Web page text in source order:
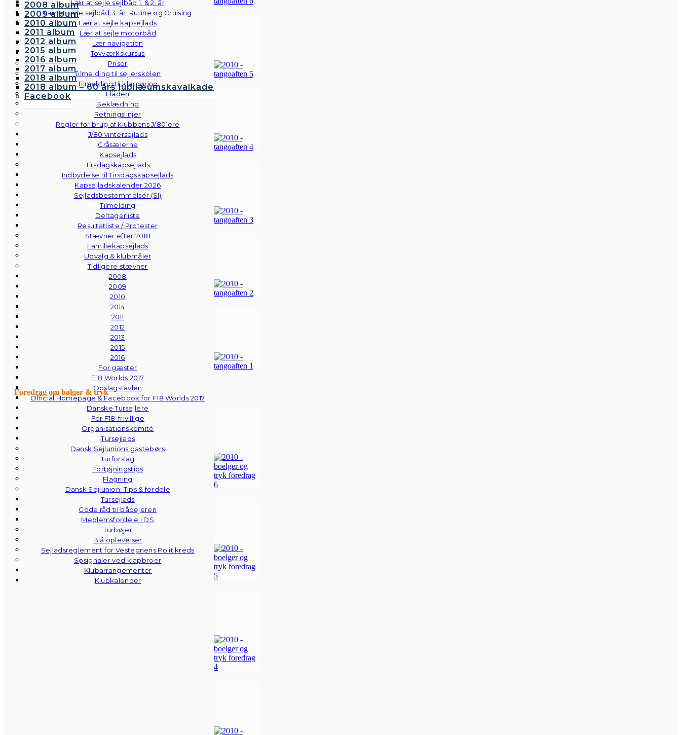
Lær at sejle sejlbåd 1. & 2. år
Lær at sejle sejlbåd 3. år: Rutine og Cruising
Lær at sejle kapsejlads
Lær at sejle motorbåd
Lær navigation
Tovværkskursus
Priser
Tilmelding til sejlerskolen
Tilmelding til klargøring
Flåden
Beklædning
Retningslinjer
Regler for brug af klubbens J/80’ere
J/80 vintersejlads
Gråsælerne
Kapsejlads
Tirsdagskapsejlads
Indbydelse til Tirsdagskapsejlads
Kapsejladskalender 2026
Sejladsbestemmelser (SI)
Tilmelding
Deltagerliste
Resultatliste / Protester
Stævner efter 2018
Familiekapsejlads
Udvalg & klubmåler
Tidligere stævner
2008
2009
2010
2014
2011
2012
2013
2015
2016
For gæster
F18 Worlds 2017
Opslagstavlen
Official Homepage & Facebook for F18 Worlds 2017
Danske Tursejlere
For F18-frivillige
Organisationskomité
Tursejlads
Dansk Sejlunions gastebørs
Turforslag
Fortøjningstips
Flagning
Dansk Sejlunion: Tips & fordele
Tursejlads
Gode råd til bådejeren
Medlemsfordele i DS
Turbøjer
Blå oplevelser
Sejladsreglement for Vestegnens Politikreds
Søsignaler ved klapbroer
Klubarrangementer
Klubkalender
2008 album
2009 album
2010 album
2011 album
2012 album
2015 album
2016 album
2017 album
2018 album
2018 album – 60 års jubilæumskavalkade
Facebook
Foredrag om bølger & tryk